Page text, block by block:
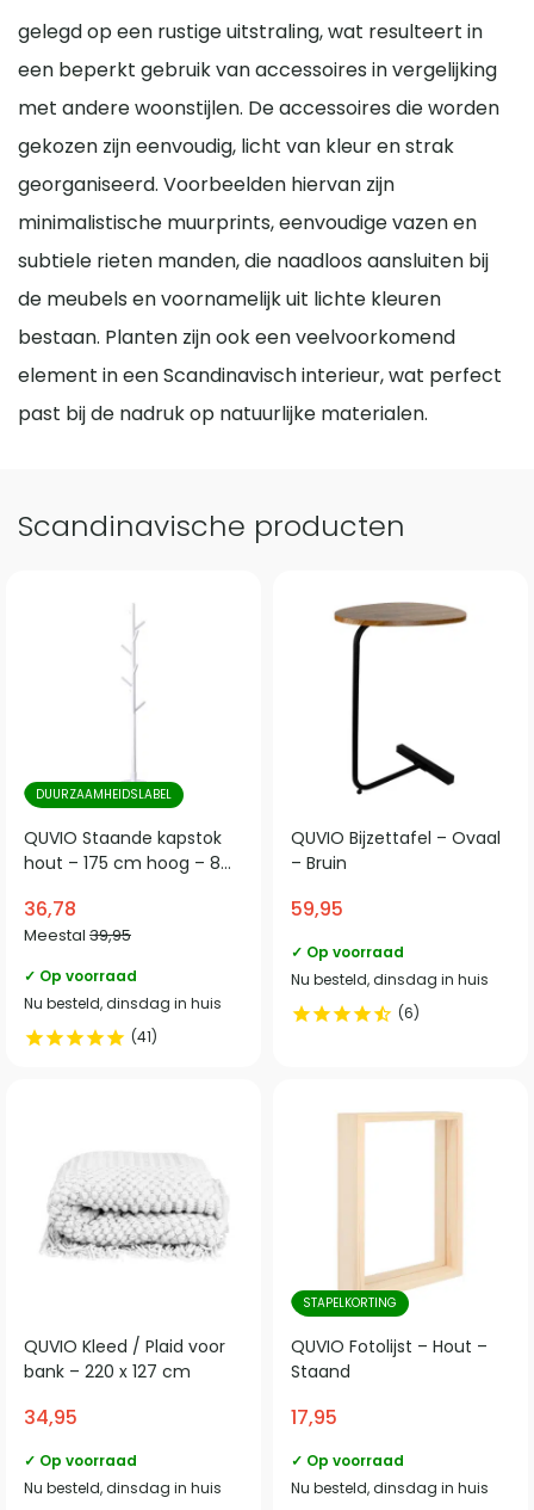
gelegd op een rustige uitstraling, wat resulteert in
een beperkt gebruik van accessoires in vergelijking
met andere woonstijlen. De accessoires die worden
gekozen zijn eenvoudig, licht van kleur en strak
georganiseerd. Voorbeelden hiervan zijn
minimalistische muurprints, eenvoudige vazen en
subtiele rieten manden, die naadloos aansluiten bij
de meubels en voornamelijk uit lichte kleuren
bestaan. Planten zijn ook een veelvoorkomend
element in een Scandinavisch interieur, wat perfect
past bij de nadruk op natuurlijke materialen.
Scandinavische producten
DUURZAAMHEIDSLABEL
QUVIO Staande kapstok
hout – 175 cm hoog – 8
36,78
Meestal 39,95
✓ Op voorraad
Nu besteld, dinsdag in huis
41
QUVIO Bijzettafel – Ovaal
– Bruin
59,95
✓ Op voorraad
Nu besteld, dinsdag in huis
6
QUVIO Kleed / Plaid voor
bank – 220 x 127 cm
34,95
✓ Op voorraad
Nu besteld, dinsdag in huis
STAPELKORTING
QUVIO Fotolijst – Hout –
Staand
17,95
✓ Op voorraad
Nu besteld, dinsdag in huis